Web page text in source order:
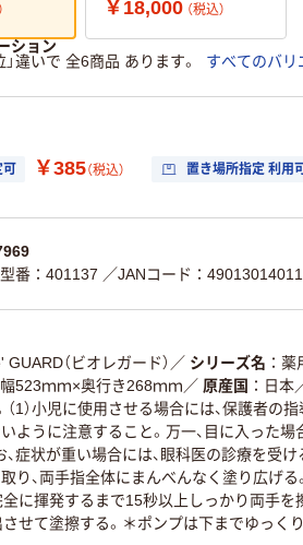
￥18,000 （税込）
ション
」違いで 全6商品 あります。
すべてのバリ
可 ￥385（税込） 置き場所指定 利用
番：401137 ／JANコード：
GUARD（ビオレガード） ／ シリーズ名 薬
523ｍｍ×奥行き268ｍｍ ／ 原産国 日本
1）小児に使用させる場合には、保護者の
いように注意すること。万一、目に入った
症状が重い場合には、眼科医の診療を受け
り、両手指全体にまんべんなく塗り広げ
全に揮発するまで15秒以上しっかり両手を
させて塗擦する。＊ポンプは下までゆっく